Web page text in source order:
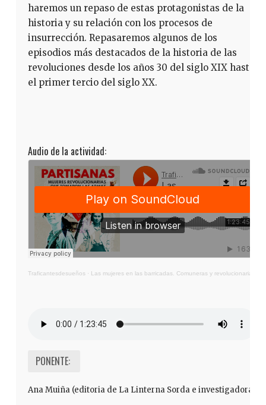
Audio de la actividad:
Traficantesdesueños· Las mujeres en las barricadas. Comuneras y revolucionarias.
PONENTE:
Ana Muiña (editoria de La Linterna Sorda e investigadora)
haremos un repaso de estas protagonistas de la
historia y su relación con los procesos de
insurrección. Repasaremos algunos de los
episodios más destacados de la historia de las
revoluciones desde los años 30 del siglo XIX hasta
el primer tercio del siglo XX.